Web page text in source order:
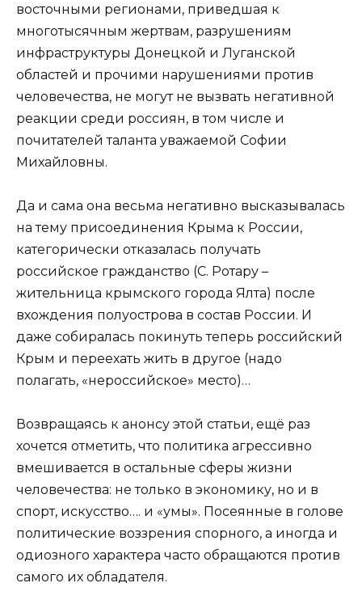
восточными регионами, приведшая к
многотысячным жертвам, разрушениям
инфраструктуры Донецкой и Луганской
областей и прочими нарушениями против
человечества, не могут не вызвать негативной
реакции среди россиян, в том числе и
почитателей таланта уважаемой Софии
Михайловны.
Да и сама она весьма негативно высказывалась
на тему присоединения Крыма к России,
категорически отказалась получать
российское гражданство (С. Ротару –
жительница крымского города Ялта) после
вхождения полуострова в состав России. И
даже собиралась покинуть теперь российский
Крым и переехать жить в другое (надо
полагать, «нероссийское» место)…
Возвращаясь к анонсу этой статьи, ещё раз
хочется отметить, что политика агрессивно
вмешивается в остальные сферы жизни
человечества: не только в экономику, но и в
спорт, искусство…. и «умы». Посеянные в голове
политические воззрения спорного, а иногда и
одиозного характера часто обращаются против
самого их обладателя.